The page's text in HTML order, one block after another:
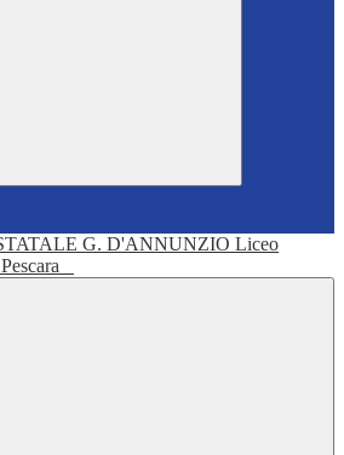
Liceo
Pescara